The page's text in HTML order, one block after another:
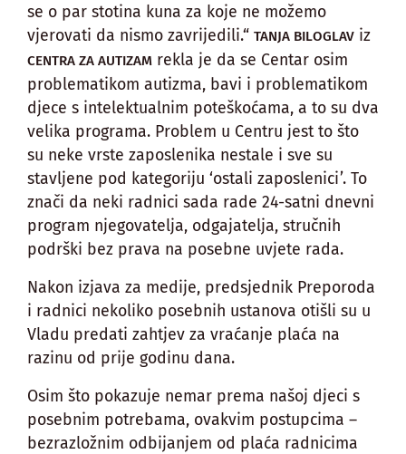
se o par stotina kuna za koje ne možemo
vjerovati da nismo zavrijedili.“ TANJA BILOGLAV iz
CENTRA ZA AUTIZAM rekla je da se Centar osim
problematikom autizma, bavi i problematikom
djece s intelektualnim poteškoćama, a to su dva
velika programa. Problem u Centru jest to što
su neke vrste zaposlenika nestale i sve su
stavljene pod kategoriju ‘ostali zaposlenici’. To
znači da neki radnici sada rade 24-satni dnevni
program njegovatelja, odgajatelja, stručnih
podrški bez prava na posebne uvjete rada.
Nakon izjava za medije, predsjednik Preporoda
i radnici nekoliko posebnih ustanova otišli su u
Vladu predati zahtjev za vraćanje plaća na
razinu od prije godinu dana.
Osim što pokazuje nemar prema našoj djeci s
posebnim potrebama, ovakvim postupcima –
bezrazložnim odbijanjem od plaća radnicima